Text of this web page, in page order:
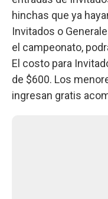
hinchas que ya
Invitados o
el campeonato,
El costo para
de $600. Los
ingresan gratis